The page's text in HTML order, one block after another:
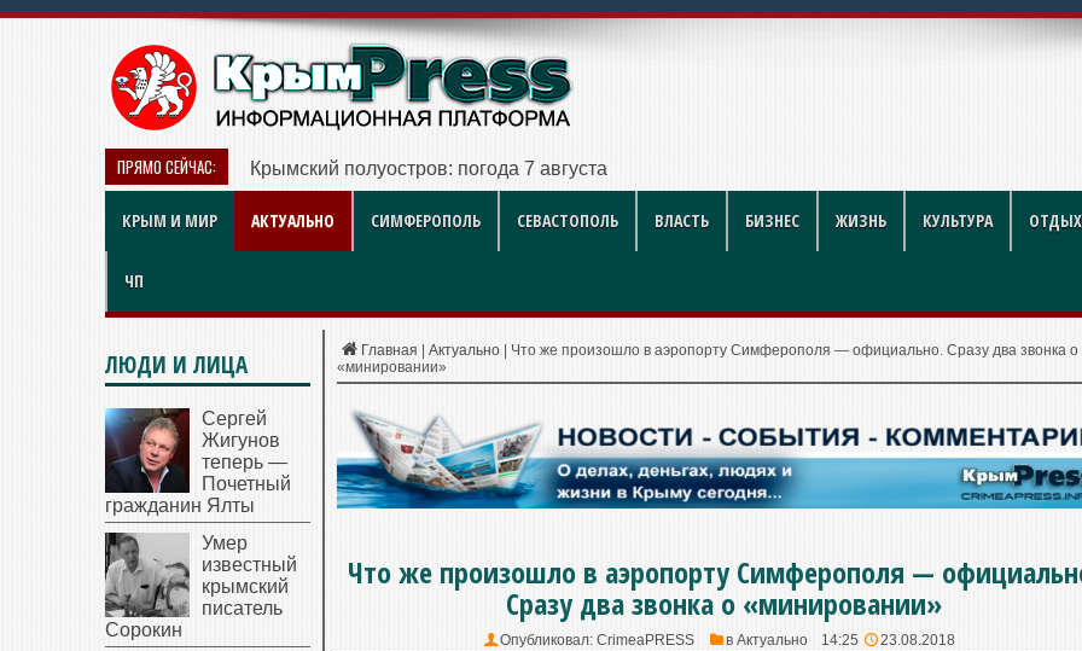
ПРЯМО СЕЙЧАС: Больше чем игра: как британский футбол
КРЫМ И МИР АКТУАЛЬНО СИМФЕРОПОЛЬ СЕВАСТОПОЛЬ ВЛАСТЬ БИЗНЕС ЖИЗНЬ КУЛЬТУРА
ЧП
Главная Актуально
Что же произошло в аэропорту Симферополя — официально. Сразу два звонка о
«минировании»
Что же произошло в аэропорту Симферополя —
Сразу два звонка о «минировании»
Опубликовал: CrimeaPRESS в Актуально 14:25 23.08.2018
ЛЮДИ И ЛИЦА
Сергей
Жигунов
теперь —
Почетный
гражданин Ялты
Умер
известный
крымский
писатель
Сорокин